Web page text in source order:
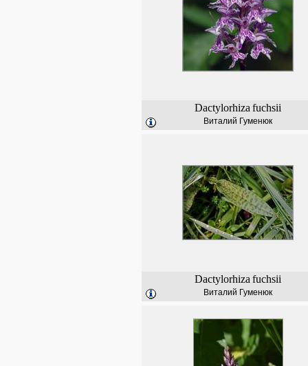
Dactylorhiza fuchsii
Виталий Гуменюк
Dactylorhiza fuchsii
Виталий Гуменюк